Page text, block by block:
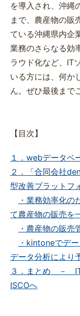
を導入され、沖縄
まで、農産物の販
ている沖縄県内企
業務のさらなる効
ラウド化など、IT
いる方には、何か
ん。ぜひ最後まで
【目次】
１．webデータベ
２．「合同会社
型改善プラットフ
・業務効率化
て農産物の販売を
・農産物の販
・kintoneでデ
データ分析により
３．まとめ － IT
ISCOへ